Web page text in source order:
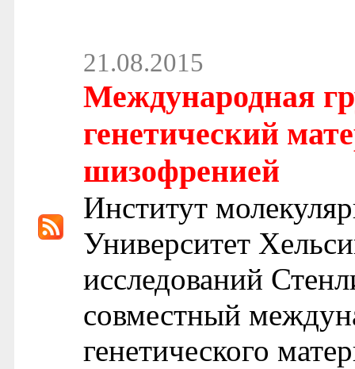
21.08.2015
Международная
генетический
шизофренией
Институт
Университет
исследований
совместный
генетического